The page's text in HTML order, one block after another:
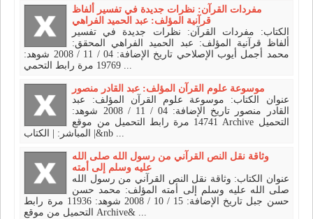
مفردات القرآن: نظرات جديدة في تفسير ألفاظ
قرآنية المؤلف: عبد الحميد الفراهي
الكتاب: مفردات القرآن: نظرات جديدة في تفسير
ألفاظ قرآنية المؤلف: عبد الحميد الفراهي المحقق:
محمد أجمل أيوب الإصلاحي تاريخ الإضافة: 04 / 11 / 2008 شوهد:
19769 مرة رابط التحمي ...
موسوعة علوم القرآن المؤلف: عبد القادر منصور
عنوان الكتاب: موسوعة علوم القرآن المؤلف: عبد
القادر منصور تاريخ الإضافة: 04 / 11 / 2008 شوهد:
14741 مرة رابط التحميل من موقع Archive التحميل
المباشر: | الكتاب |&nb ...
وثاقة نقل النص القرآني من رسول الله صلى الله
عليه وسلم إلى أمته
عنوان الكتاب: وثاقة نقل النص القرآني من رسول الله
صلى الله عليه وسلم إلى أمته المؤلف: محمد حسن
حسن جبل تاريخ الإضافة: 15 / 10 / 2008 شوهد: 11936 مرة رابط
التحميل من موقع Archive& ...